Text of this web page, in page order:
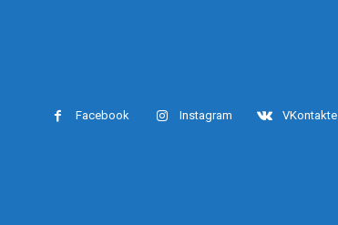
Facebook Instagram VKontakte